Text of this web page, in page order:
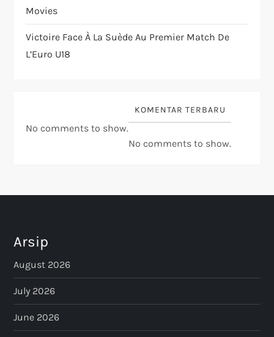
Movies
Victoire Face À La Suède Au Premier Match De
L’Euro U18
No comments to show.
KOMENTAR TERBARU
No comments to show.
Arsip
August 2026
July 2026
June 2026